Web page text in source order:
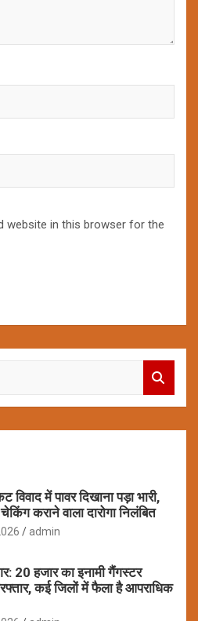
website in this browser for the
विवाद में पावर दिखाना पड़ा भारी,
कराने वाला दारोगा निलंबित
admin
20 हजार का इनामी गैंगस्टर
कई जिलों में फैला है आपराधिक